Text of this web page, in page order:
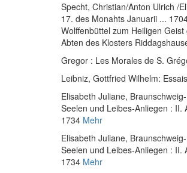
Specht, Christian/Anton Ulrich /
17. des Monahts Januarii ...
Wolffenbüttel zum Heiligen
Abten des Klosters
Gregor : Les Morales de S.
Leibniz, Gottfried Wilhelm:
Elisabeth Juliane,
Seelen und Leibes-Anliegen :
1734 Mehr
Elisabeth Juliane,
Seelen und Leibes-Anliegen :
1734 Mehr